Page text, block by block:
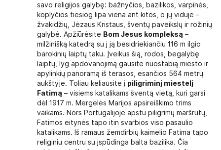
savo religijos galybę: bažnyčios, bazilikos, varpinės,
koplyčios tiesiog lipa viena ant kitos, o jų viduje –
žvakidžių, Jėzaus Kristaus, šventų paveikslų ir rožinių
galybė. Apžiūrėsite Bom Jesus kompleksą –
milžinišką katedrą su į ją besidriekiančiu 116 m ilgio
barokinių laiptų taku. Įveikus šią, rodos, begalybę
laiptų, lyg apdovanojimą gausite nuostabią miesto ir
apylinkių panoramą iš terasos, esančios 564 metrų
aukštyje. Toliau keliausite į piligriminį miestelį
Fatimą – visiems katalikams šventą vietą, kuri garsi
dėl 1917 m. Mergelės Marijos apsireiškimo trims
vaikams. Nors Portugalijoje apstu piligrimų maršrutų,
Fatimos eitynės tapo itin svarbios viso pasaulio
katalikams. Iš ramaus žemdirbių kaimelio Fatima tapo
religiniu centru su įspūdinga balta bazilika. Čia